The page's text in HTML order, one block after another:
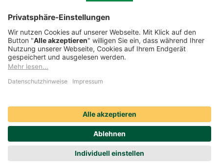
Cookie-Einstellungen
Datenschutz
Impressum
Streitbeilegung
Nutzungshinweise
Compliance
Social Media Icons sowie Verlinkungen, die mit
sind, führen auf externe Seiten. Die DEVK ist für die dortigen
Nutzungsbedingungen und Datenschutzbestimmungen nicht
verantwortlich. Mehr dazu erfahren Sie unter